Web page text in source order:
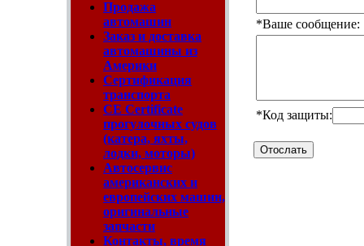
Продажа
автомашин
Заказ и доставка
автомашины из
Америки
Сертификация
транспорта
CE Certificate
прогулочных судов
(катера, яхты,
лодки, моторы)
Автосервис
американских и
европейских машин,
оригинальные
запчасти
Контакты, время
*Ваше сообщение:
*Код защиты: